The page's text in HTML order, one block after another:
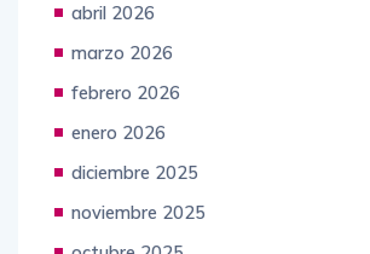
abril 2026
marzo 2026
febrero 2026
enero 2026
diciembre 2025
noviembre 2025